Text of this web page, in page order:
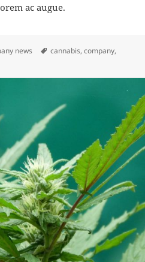
ac augue.
news Tags
cannabis,company,
id cannabis – tortor magna